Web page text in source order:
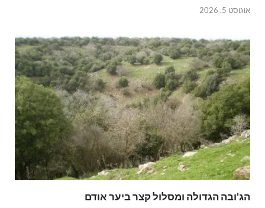
אוגוסט 5, 2026
הג'ובה הגדולה ומסלול קצר ביער אודם